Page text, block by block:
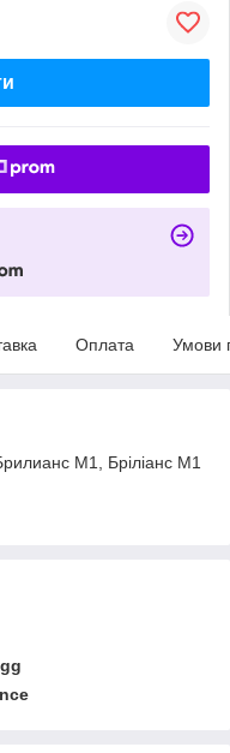
Оплата Умови
М1, Бріліанс М1